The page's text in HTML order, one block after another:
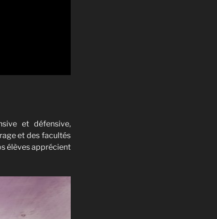
et défensive,
et des facultés
élèves apprécient